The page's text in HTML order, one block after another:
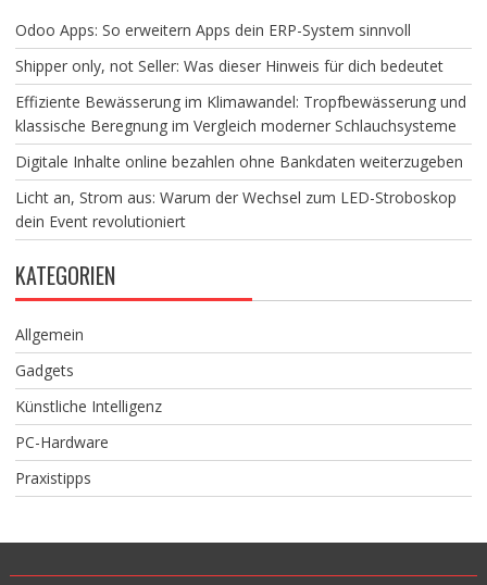
Odoo Apps: So erweitern Apps dein ERP-System sinnvoll
Shipper only, not Seller: Was dieser Hinweis für dich bedeutet
Effiziente Bewässerung im Klimawandel: Tropfbewässerung und
klassische Beregnung im Vergleich moderner Schlauchsysteme
Digitale Inhalte online bezahlen ohne Bankdaten weiterzugeben
Licht an, Strom aus: Warum der Wechsel zum LED-Stroboskop
dein Event revolutioniert
KATEGORIEN
Allgemein
Gadgets
Künstliche Intelligenz
PC-Hardware
Praxistipps